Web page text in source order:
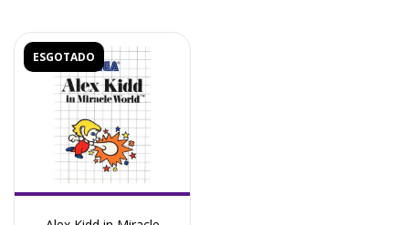
ESGOTADO